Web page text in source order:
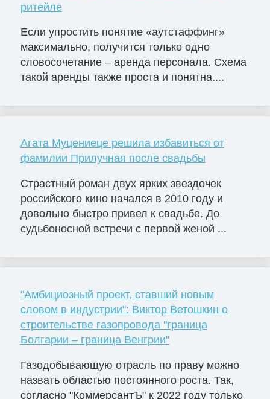
ритейле
Если упростить понятие «аутстаффинг»
максимально, получится только одно
словосочетание – аренда персонала. Схема
такой аренды также проста и понятна....
Агата Муцениеце решила избавиться от
фамилии Прилучная после свадьбы
Страстный роман двух ярких звездочек
российского кино начался в 2010 году и
довольно быстро привел к свадьбе. До
судьбоносной встречи с первой женой ...
"Амбициозный проект, ставший новым
словом в индустрии": Виктор Ветошкин о
строительстве газопровода "граница
Болгарии – граница Венгрии"
Газодобывающую отрасль по праву можно
назвать областью постоянного роста. Так,
согласно "КоммерсантЪ" к 2022 году только